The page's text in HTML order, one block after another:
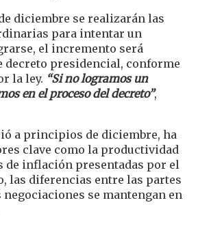
diciembre se realizarán las
para intentar un
el incremento será
decreto presidencial, conforme
la ley. “Si no logramos un
en el proceso del decreto”,
a principios de diciembre, ha
clave como la productividad
de inflación presentadas por el
las diferencias entre las partes
negociaciones se mantengan en